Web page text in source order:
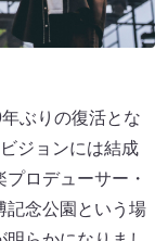
ぶりの復活とな
ジョンには結成
ロデューサー・
記念公園という場